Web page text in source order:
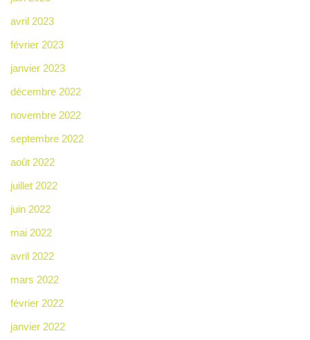
avril 2023
février 2023
janvier 2023
décembre 2022
novembre 2022
septembre 2022
août 2022
juillet 2022
juin 2022
mai 2022
avril 2022
mars 2022
février 2022
janvier 2022